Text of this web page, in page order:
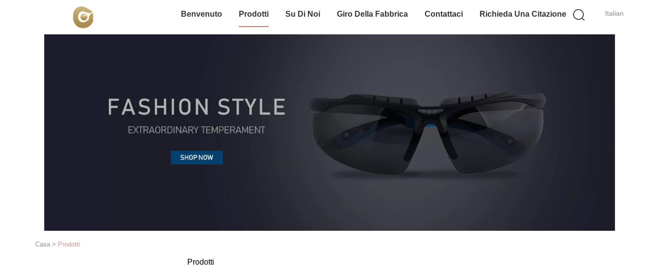
Italian
Benvenuto Prodotti Su Di Noi Giro Della Fabbrica Contattaci Richieda Una Citazione
Casa > Prodotti
Prodotti